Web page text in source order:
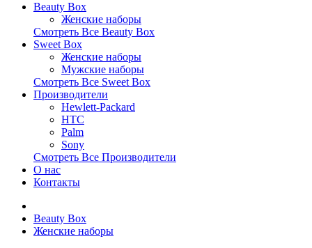
Beauty Box
Женские наборы
Смотреть Все Beauty Box
Sweet Box
Женские наборы
Мужские наборы
Смотреть Все Sweet Box
Производители
Hewlett-Packard
HTC
Palm
Sony
Смотреть Все Производители
О нас
Контакты
Beauty Box
Женские наборы